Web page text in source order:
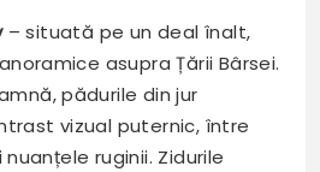
– situată pe un deal înalt,
asupra Țării Bârsei.
pădurile din jur
vizual puternic, între
ruginii. Zidurile